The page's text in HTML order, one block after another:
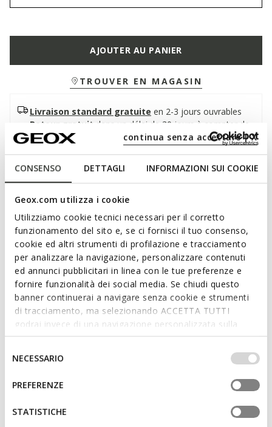
CONSENSO DETTAGLI INFORMAZIONI SUI COOKIE
Geox.com utilizza i cookie
Utilizziamo cookie tecnici necessari per il corretto
funzionamento del sito e, se ci fornisci il tuo consenso,
cookie ed altri strumenti di profilazione e tracciamento
per analizzare la navigazione, personalizzare contenuti
ed annunci pubblicitari in linea con le tue preferenze e
fornire funzionalità dei social media. Se chiudi questo
banner continuerai a navigare senza cookie e strumenti
di tracciamento, ma selezionando ACCETTA TUTTI
godrai invece di una navigazione personalizzata sulla
base dei tuoi gusti ed interessi. Selezionando
IMPOSTAZIONI potrai anche scegliere quali cookies ed
altri strumenti di tracciamento autorizzare. Per maggiori
informazioni o per modificare in qualsiasi momento le
tue impostazioni, visita la nostra
del
consenso
NECESSARIO
PREFERENZE
STATISTICHE
continua senza accettare | X
AJOUTER AU PANIER
TROUVER EN MAGASIN
Livraison standard gratuite en 2-3 jours ouvrables
Retour gratuit dans un délai de 30 jours à compter de
la livraison
Description
Sneaker basse pour homme aux lignes épurées et au design
présente une empeigne en cuir et en daim au look
métropolitain. Baltmoore est idéale pour compléter les looks
décontractés, garantissant le bien-être du pied tout au long
de la journée.
CODE PRODUIT:U65LDC09B22C1352
Lire plus
Caractéristiques
Fermeture à lacets; Semelle intérieure amovible
Matériaux
Technologies